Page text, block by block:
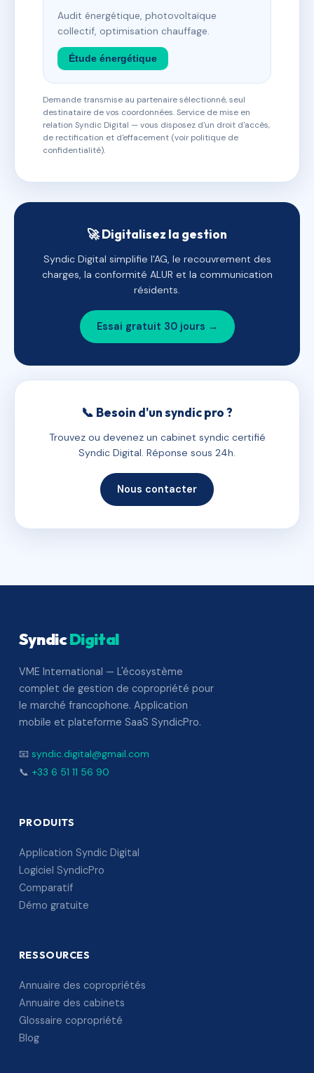
Audit énergétique, photovoltaïque
collectif, optimisation chauffage.
Étude énergétique
Demande transmise au partenaire sélectionné, seul
destinataire de vos coordonnées. Service de mise en
relation Syndic Digital — vous disposez d'un droit d'accès,
de rectification et d'effacement (voir politique de
confidentialité).
🚀 Digitalisez la gestion
Syndic Digital simplifie l'AG, le recouvrement des
charges, la conformité ALUR et la communication
résidents.
Essai gratuit 30 jours →
📞 Besoin d'un syndic pro ?
Trouvez ou devenez un cabinet syndic certifié
Syndic Digital. Réponse sous 24h.
Nous contacter
SyndicDigital
VME International — L'écosystème
complet de gestion de copropriété pour
le marché francophone. Application
mobile et plateforme SaaS SyndicPro.
📧 syndic.digital@gmail.com
📞 +33 6 51 11 56 90
PRODUITS
Application Syndic Digital
Logiciel SyndicPro
Comparatif
Démo gratuite
RESSOURCES
Annuaire des copropriétés
Annuaire des cabinets
Glossaire copropriété
Blog